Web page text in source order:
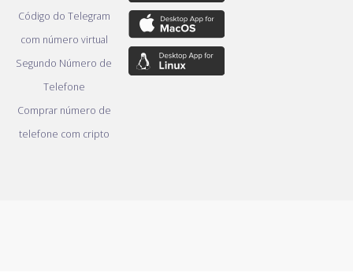
Código do Telegram
com número virtual
Segundo Número de
Telefone
Comprar número de
telefone com cripto